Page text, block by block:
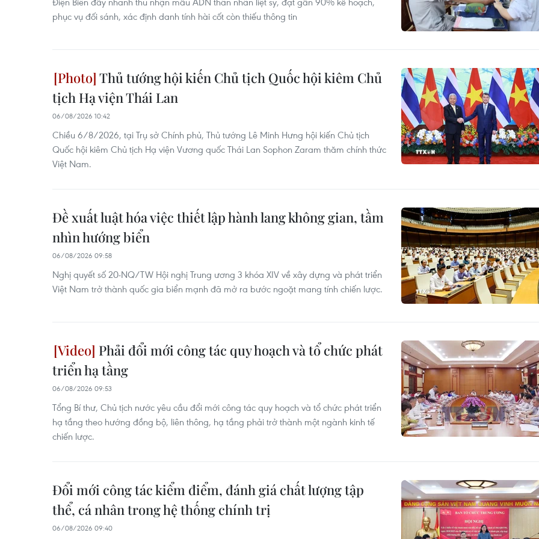
phục vụ đối sánh, xác định danh tính hài cốt còn thiếu thông tin
Thủ tướng hội kiến Chủ tịch Quốc hội kiêm Chủ
tịch Hạ viện Thái Lan
06/08/2026 10:42
Chiều 6/8/2026, tại Trụ sở Chính phủ, Thủ tướng Lê Minh Hưng hội kiến Chủ tịch
Quốc hội kiêm Chủ tịch Hạ viện Vương quốc Thái Lan Sophon Zaram thăm chính thức
Việt Nam.
Đề xuất luật hóa việc thiết lập hành lang không gian, tầm
nhìn hướng biển
06/08/2026 09:58
Nghị quyết số 20-NQ/TW Hội nghị Trung ương 3 khóa XIV về xây dựng và phát triển
Việt Nam trở thành quốc gia biển mạnh đã mở ra bước ngoặt mang tính chiến lược.
Phải đổi mới công tác quy hoạch và tổ chức phát
triển hạ tầng
06/08/2026 09:53
Tổng Bí thư, Chủ tịch nước yêu cầu đổi mới công tác quy hoạch và tổ chức phát triển
hạ tầng theo hướng đồng bộ, liên thông, hạ tầng phải trở thành một ngành kinh tế
chiến lược.
Đổi mới công tác kiểm điểm, đánh giá chất lượng tập
thể, cá nhân trong hệ thống chính trị
06/08/2026 09:40